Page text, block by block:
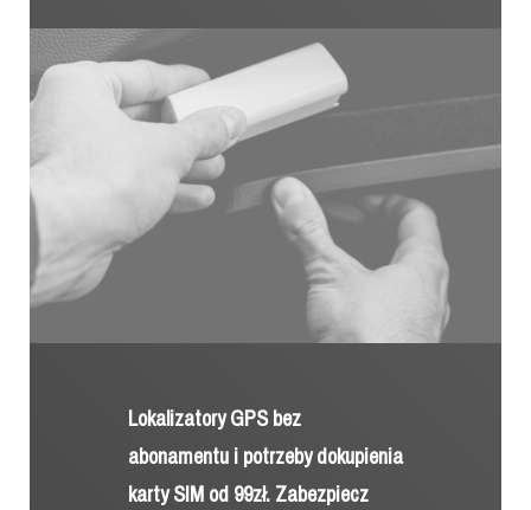
Lokalizatory GPS bez
abonamentu i potrzeby dokupienia
karty SIM od 99zł. Zabezpiecz